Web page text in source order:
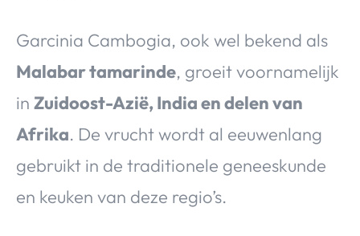
Garcinia Cambogia, ook wel bekend als
Malabar tamarinde, groeit voornamelijk
in Zuidoost-Azië, India en delen van
Afrika. De vrucht wordt al eeuwenlang
gebruikt in de traditionele geneeskunde
en keuken van deze regio’s.